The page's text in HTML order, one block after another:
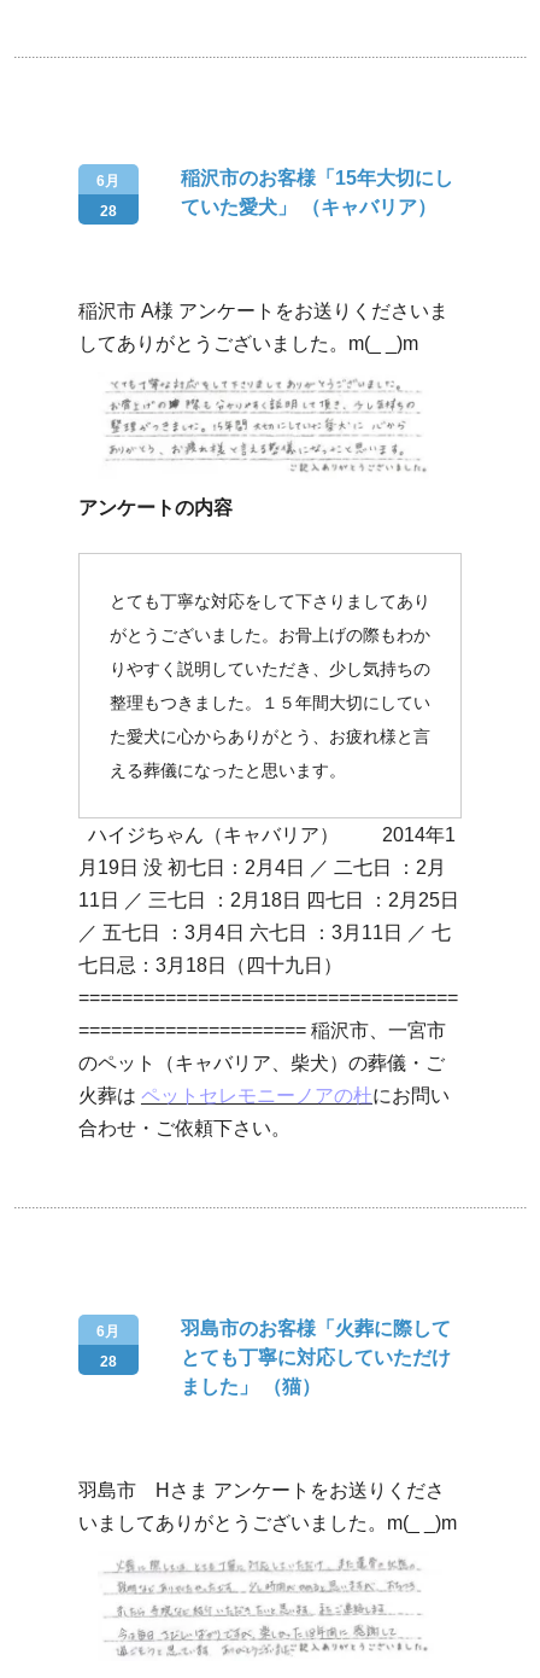
6月
28
稲沢市のお客様「15年大切にし
ていた愛犬」 （キャバリア）
稲沢市 A様 アンケートをお送りくださいま
してありがとうございました。m(_ _)m
アンケートの内容
とても丁寧な対応をして下さりましてあり
がとうございました。お骨上げの際もわか
りやすく説明していただき、少し気持ちの
整理もつきました。１５年間大切にしてい
た愛犬に心からありがとう、お疲れ様と言
える葬儀になったと思います。
ハイジちゃん（キャバリア） 2014年1
月19日 没 初七日：2月4日 ／ 二七日 ：2月
11日 ／ 三七日 ：2月18日 四七日 ：2月25日
／ 五七日 ：3月4日 六七日 ：3月11日 ／ 七
七日忌：3月18日（四十九日）
===================================
===================== 稲沢市、一宮市
のペット（キャバリア、柴犬）の葬儀・ご
火葬は ペットセレモニーノアの杜にお問い
合わせ・ご依頼下さい。
6月
28
羽島市のお客様「火葬に際して
とても丁寧に対応していただけ
ました」 （猫）
羽島市 Hさま アンケートをお送りくださ
いましてありがとうございました。m(_ _)m